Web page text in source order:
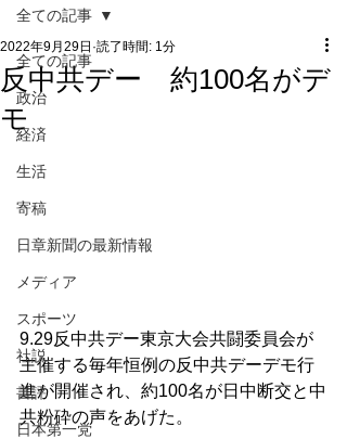
全ての記事
政治
経済
生活
寄稿
日章新聞の最新情報
メディア
スポーツ
社説
書評
日本第一党
全ての記事
反中共デー 約100名がデ
モ
2022年9月29日 読了時間: 1分
9.29反中共デー東京大会共闘委員会が
主催する毎年恒例の反中共デーデモ行
進が開催され、約100名が日中断交と中
共粉砕の声をあげた。